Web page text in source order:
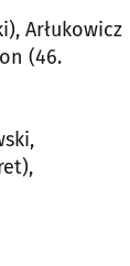
Arłukowicz
(46.